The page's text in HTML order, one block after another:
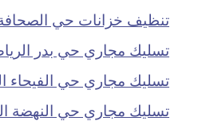
تنظيف خزانات حي
تسليك مجاري حي بدر
تسليك مجاري حي الفيحاء
تسليك مجاري حي النهضة